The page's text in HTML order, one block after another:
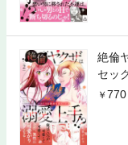
絶倫
セッ
770